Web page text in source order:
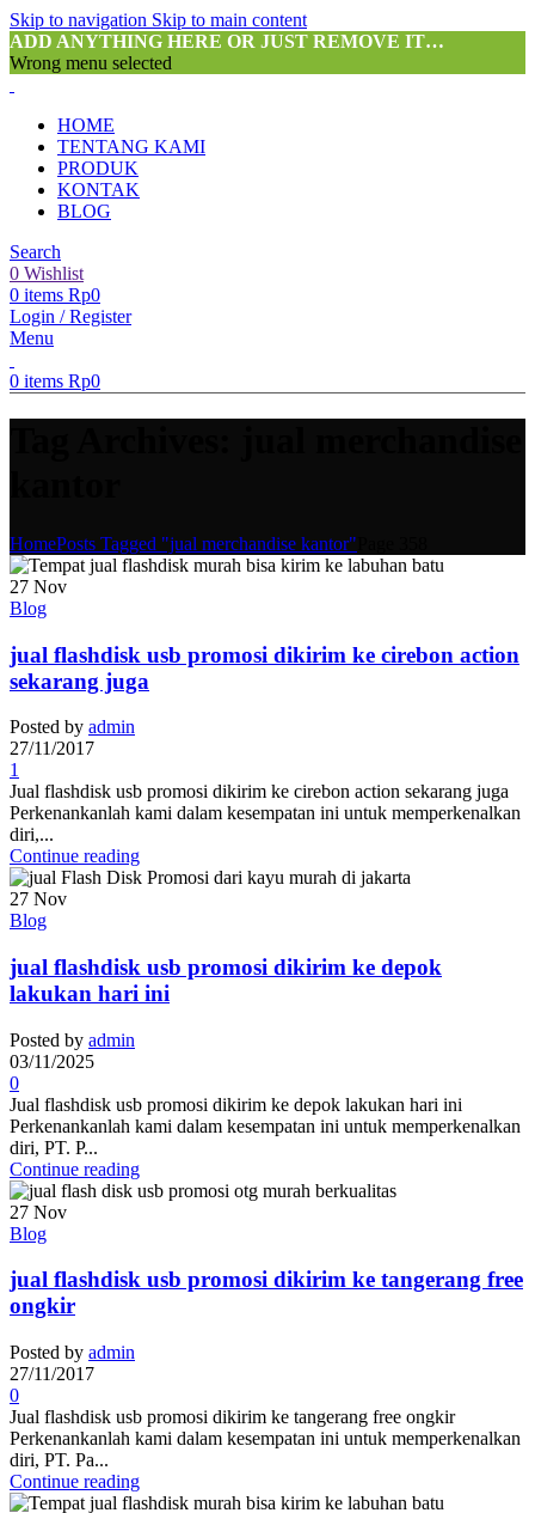
Skip to navigation Skip to main content
ADD ANYTHING HERE OR JUST REMOVE IT…
Wrong menu selected
HOME
TENTANG KAMI
PRODUK
KONTAK
BLOG
Search
0 Wishlist
0 items Rp0
Login / Register
Menu
0 items Rp0
HomePosts Tagged "jual merchandise kantor"
27 Nov
Blog
jual flashdisk usb promosi dikirim ke cirebon action
sekarang juga
Posted by admin
27/11/2017
1
Jual flashdisk usb promosi dikirim ke cirebon action sekarang juga
Perkenankanlah kami dalam kesempatan ini untuk memperkenalkan
diri,...
Continue reading
27 Nov
Blog
jual flashdisk usb promosi dikirim ke depok
lakukan hari ini
Posted by admin
03/11/2025
0
Jual flashdisk usb promosi dikirim ke depok lakukan hari ini
Perkenankanlah kami dalam kesempatan ini untuk memperkenalkan
diri, PT. P...
Continue reading
27 Nov
Blog
jual flashdisk usb promosi dikirim ke tangerang free
ongkir
Posted by admin
27/11/2017
0
Jual flashdisk usb promosi dikirim ke tangerang free ongkir
Perkenankanlah kami dalam kesempatan ini untuk memperkenalkan
diri, PT. Pa...
Continue reading